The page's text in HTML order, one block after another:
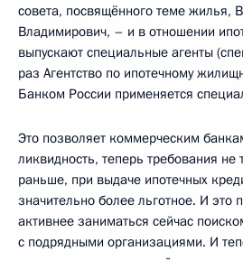
совета, посвящённого теме жилья,
Владимирович, – и в отношении
выпускают специальные агенты
раз Агентство по ипотечному
Банком России применяется
Это позволяет коммерческим
ликвидность, теперь требования не
раньше, при выдаче ипотечных
значительно более льготное. И это
активнее заниматься сейчас
с подрядными организациями. И